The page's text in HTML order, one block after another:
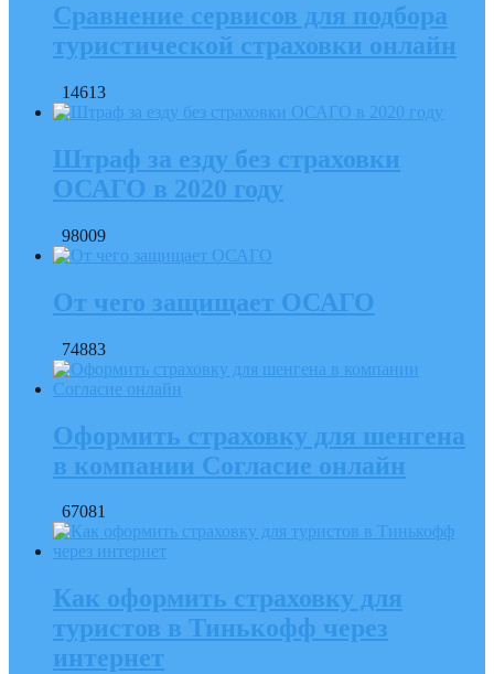
Сравнение сервисов для подбора
туристической страховки онлайн
14613
Штраф за езду без страховки
ОСАГО в 2020 году
98009
От чего защищает ОСАГО
74883
Оформить страховку для шенгена
в компании Согласие онлайн
67081
Как оформить страховку для
туристов в Тинькофф через
интернет